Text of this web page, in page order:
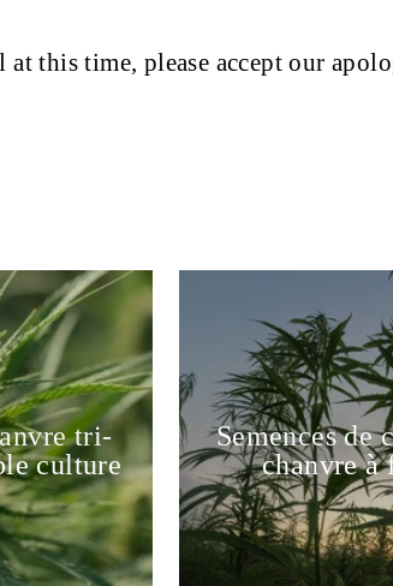
at this time, please accept our
tri-
culture
Semences de
chanvre à